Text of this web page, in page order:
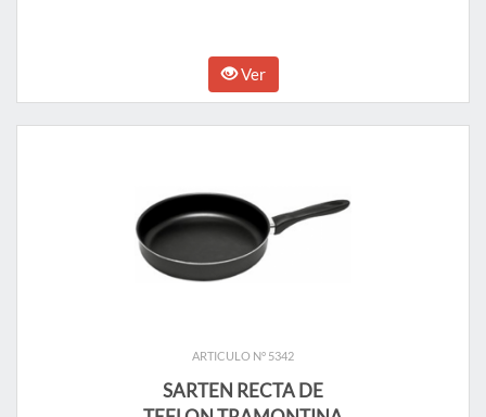
Ver
ARTICULO N° 5342
SARTEN RECTA DE